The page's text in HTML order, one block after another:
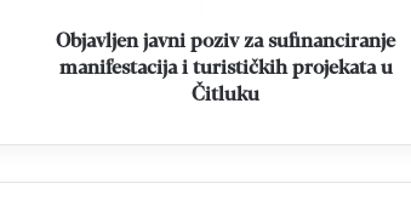
Čitluku
Objavljen javni poziv za sufinanciranje
manifestacija i turističkih projekata u
Čitluku